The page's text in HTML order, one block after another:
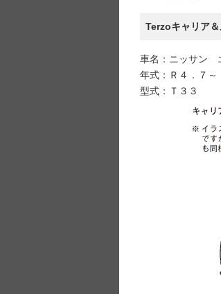
Terzoキャリア
車名：ニッサン
年式：Ｒ４．７～
型式：Ｔ３３